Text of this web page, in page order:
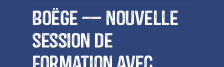
Boëge — Nouvelle
session de